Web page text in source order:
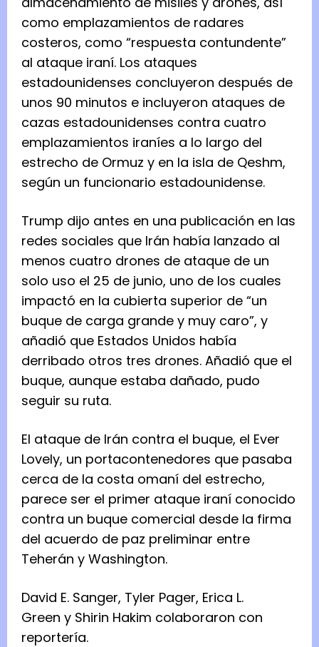
como emplazamientos de radares
costeros, como “respuesta contundente”
al ataque iraní. Los ataques
estadounidenses concluyeron después de
unos 90 minutos e incluyeron ataques de
cazas estadounidenses contra cuatro
emplazamientos iraníes a lo largo del
estrecho de Ormuz y en la isla de Qeshm,
según un funcionario estadounidense.
Trump dijo antes en una publicación en las
redes sociales que Irán había lanzado al
menos cuatro drones de ataque de un
solo uso el 25 de junio, uno de los cuales
impactó en la cubierta superior de “un
buque de carga grande y muy caro”, y
añadió que Estados Unidos había
derribado otros tres drones. Añadió que el
buque, aunque estaba dañado, pudo
seguir su ruta.
El ataque de Irán contra el buque, el Ever
Lovely, un portacontenedores que pasaba
cerca de la costa omaní del estrecho,
parece ser el primer ataque iraní conocido
contra un buque comercial desde la firma
del acuerdo de paz preliminar entre
Teherán y Washington.
David E. Sanger, Tyler Pager, Erica L.
Green y Shirin Hakim colaboraron con
reportería.